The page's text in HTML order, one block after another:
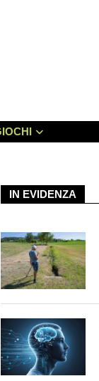
IN EVIDENZA